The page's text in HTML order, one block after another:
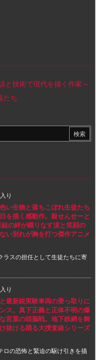
と技術で現代を描く作家～
たち
り
い生物と落ちこぼれ生徒たち
を描く感動作。殺せんせーと
の絆が織りなす涙と笑顔の
い別れが胸を打つ傑作アニメ
ラスの担任として生徒たちに寄
り
最新鋭実験車両の乗っ取りに
ス。真下正義と正体不明の爆
言葉の頭脳戦。地下鉄網を舞
抜ける踊る大捜査線シリーズ
ロの恐怖と緊迫の駆け引きを描